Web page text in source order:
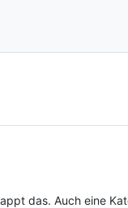
das. Auch eine